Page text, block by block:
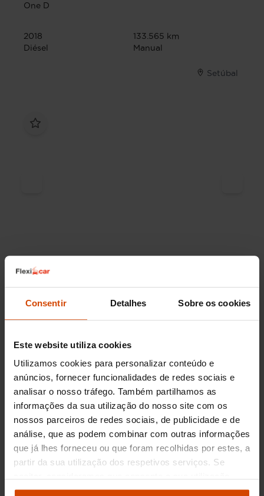
Consentir Detalhes Sobre os cookies
Este website utiliza cookies
Utilizamos cookies para personalizar conteúdo e
anúncios, fornecer funcionalidades de redes sociais e
analisar o nosso tráfego. Também partilhamos as
informações da sua utilização do nosso site com os
nossos parceiros de redes sociais, de publicidade e de
análise, que as podem combinar com outras informações
que já lhes forneceu ou que foram recolhidas por estes, a
partir da sua utilização dos respetivos serviços. Se
Pode modificar as suas opções de consentimento e
One D
2018
133.565 km
Diésel
Manual
Setúbal
Mini CLUBMAN
2017
140.700 km
Prazo 72 meses
Entrada inicial 3.000,00 €
Montante financiado 12.890,00 €
Oferta Cascais